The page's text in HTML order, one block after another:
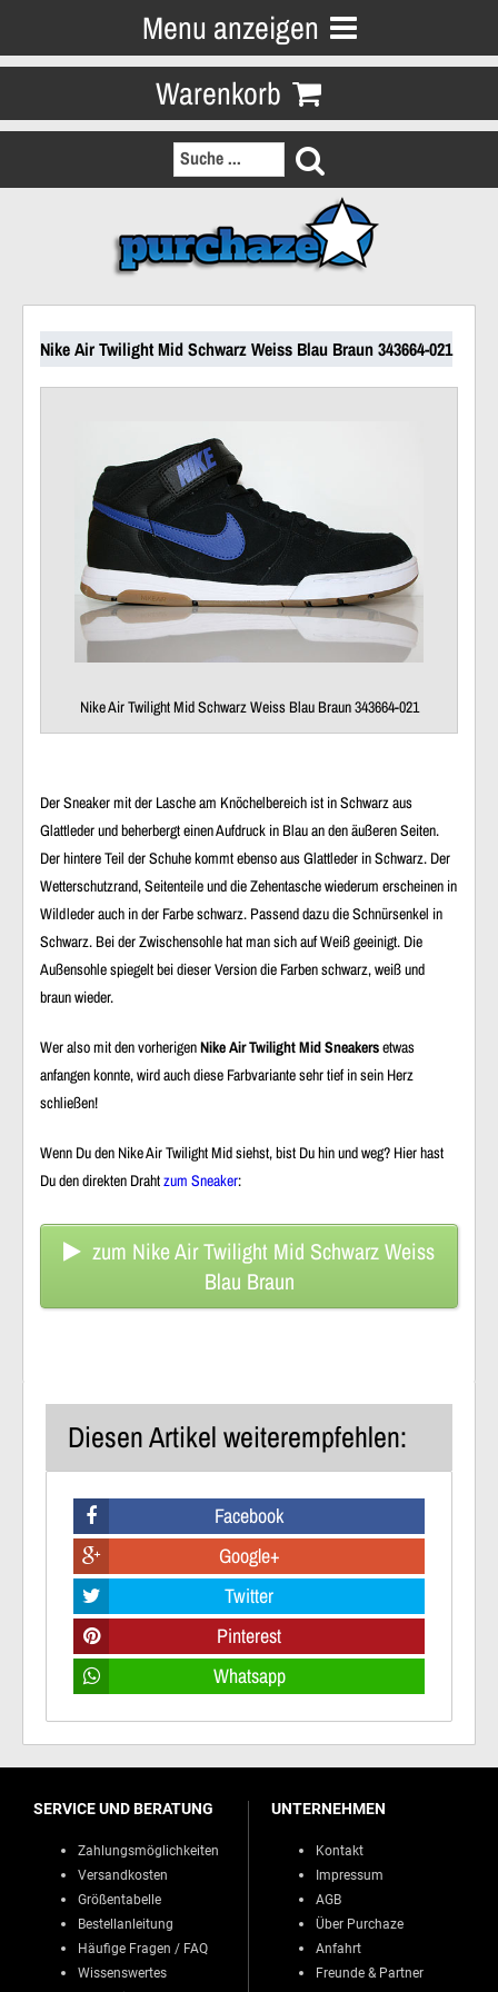
Menu anzeigen
Warenkorb
Nike Air Twilight Mid Schwarz Weiss Blau Braun 343664-021
Nike Air Twilight Mid Schwarz Weiss Blau Braun 343664-021
Der Sneaker mit der Lasche am Knöchelbereich ist in Schwarz aus
Glattleder und beherbergt einen Aufdruck in Blau an den äußeren Seiten.
Der hintere Teil der Schuhe kommt ebenso aus Glattleder in Schwarz. Der
Wetterschutzrand, Seitenteile und die Zehentasche wiederum erscheinen in
Wildleder auch in der Farbe schwarz. Passend dazu die Schnürsenkel in
Schwarz. Bei der Zwischensohle hat man sich auf Weiß geeinigt. Die
Außensohle spiegelt bei dieser Version die Farben schwarz, weiß und
braun wieder.
Wer also mit den vorherigenNike Air Twilight Mid Sneakersetwas
anfangen konnte, wird auch diese Farbvariante sehr tief in sein Herz
schließen!
Wenn Du den Nike Air Twilight Mid siehst, bist Du hin und weg? Hier hast
Du den direkten Drahtzum Sneaker:
zum Nike Air Twilight Mid Schwarz Weiss
Blau Braun
Diesen Artikel weiterempfehlen:
Facebook
Google+
Twitter
Pinterest
Whatsapp
SERVICE UND BERATUNG
Zahlungsmöglichkeiten
Versandkosten
Größentabelle
Bestellanleitung
Häufige Fragen / FAQ
Wissenswertes
UNTERNEHMEN
Kontakt
Impressum
AGB
Über Purchaze
Anfahrt
Freunde & Partner